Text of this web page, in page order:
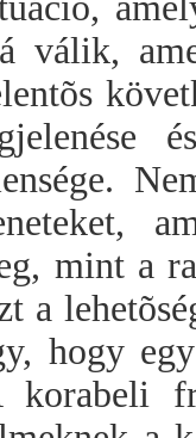
válik,
mint a
a
hogy